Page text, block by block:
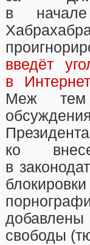
в
введёт
в
Меж тем
ко
в
свободы